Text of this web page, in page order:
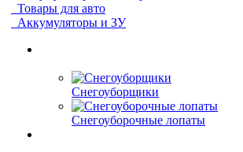
Товары для авто
Аккумуляторы и ЗУ
Снегоуборщики
Снегоуборочные лопаты